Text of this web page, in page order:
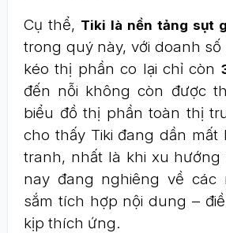
Cụ thể, Tiki là nền tảng sụt
trong quý này, với doanh số
kéo thị phần co lại chỉ còn
đến nỗi không còn được
biểu đồ thị phần toàn thị
cho thấy Tiki đang dần mất
tranh, nhất là khi xu hướng
nay đang nghiêng về các
sắm tích hợp nội dung –
kịp thích ứng.